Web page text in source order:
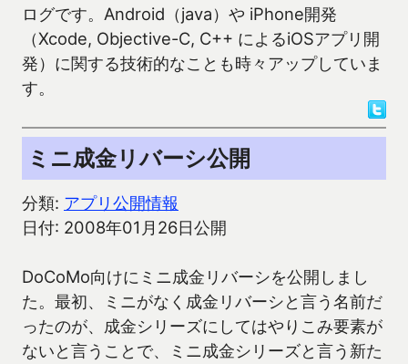
ログです。Android（java）や iPhone開発
（Xcode, Objective-C, C++ によるiOSアプリ開
発）に関する技術的なことも時々アップしていま
す。
ミニ成金リバーシ公開
分類: アプリ公開情報
日付: 2008年01月26日公開
DoCoMo向けにミニ成金リバーシを公開しまし
た。最初、ミニがなく成金リバーシと言う名前だ
ったのが、成金シリーズにしてはやりこみ要素が
ないと言うことで、ミニ成金シリーズと言う新た